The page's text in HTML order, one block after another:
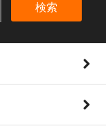
検索